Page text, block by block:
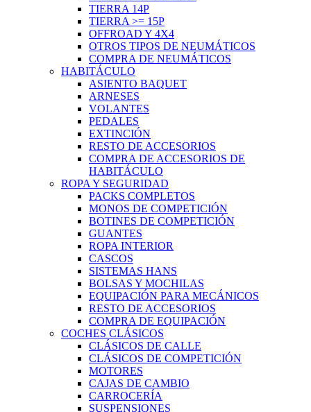
TIERRA 14P
TIERRA >= 15P
OFFROAD Y 4X4
OTROS TIPOS DE NEUMÁTICOS
COMPRA DE NEUMÁTICOS
HABITÁCULO
ASIENTO BAQUET
ARNESES
VOLANTES
PEDALES
EXTINCIÓN
RESTO DE ACCESORIOS
COMPRA DE ACCESORIOS DE
HABITÁCULO
ROPA Y SEGURIDAD
PACKS COMPLETOS
MONOS DE COMPETICIÓN
BOTINES DE COMPETICIÓN
GUANTES
ROPA INTERIOR
CASCOS
SISTEMAS HANS
BOLSAS Y MOCHILAS
EQUIPACIÓN PARA MECÁNICOS
RESTO DE ACCESORIOS
COMPRA DE EQUIPACIÓN
COCHES CLÁSICOS
CLÁSICOS DE CALLE
CLÁSICOS DE COMPETICIÓN
MOTORES
CAJAS DE CAMBIO
CARROCERÍA
SUSPENSIONES